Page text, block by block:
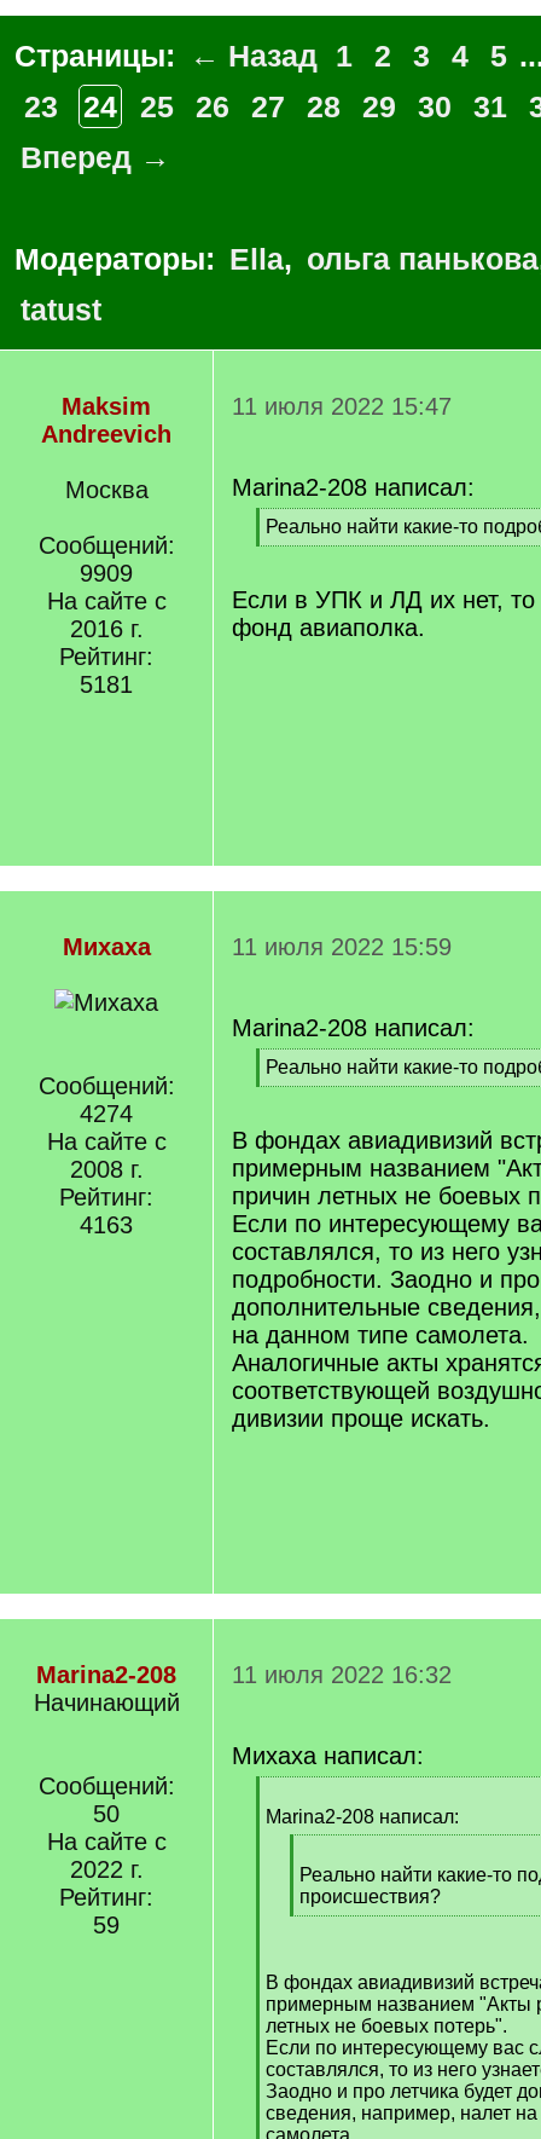
Страницы: ← Назад 1 2 3 4 5
23
24 25 26 27 28 29 30 31
Вперед →
Модераторы: Ella, ольга панькова
tatust
Maksim
Andreevich
Москва
Сообщений:
9909
На сайте с
2016 г.
Рейтинг:
5181
11 июля 2022 15:47
Marina2-208 написал:
[
q
Реально найти какие-то
[
q
]
Если в УПК и ЛД их нет, то
фонд авиаполка.
Михаха
Сообщений:
4274
На сайте с
2008 г.
Рейтинг:
4163
11 июля 2022 15:59
Marina2-208 написал:
[
q
Реально найти какие-то
[
q
]
В фондах авиадивизий
примерным названием
причин летных не боевых
Если по интересующему
составлялся, то из него
подробности. Заодно и
дополнительные
на данном типе самолета.
Аналогичные акты
соответствующей
дивизии проще искать.
Marina2-208
Начинающий
Сообщений:
50
На сайте с
2022 г.
Рейтинг:
59
11 июля 2022 16:32
Михаха написал:
q
Marina2-208 написал:
q
]
Реально найти какие-то
происшествия?
[
]
В фондах авиадивизий
примерным названием "Акты
летных не боевых потерь".
Если по интересующему вас
составлялся, то из него
Заодно и про летчика будет
сведения, например, налет
самолета.